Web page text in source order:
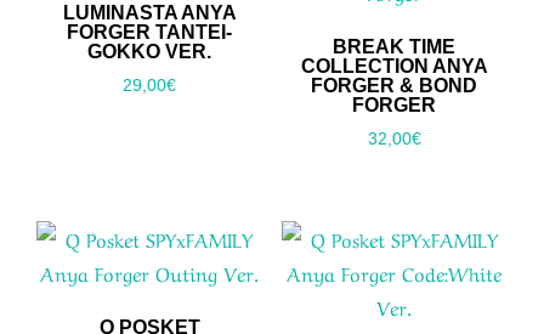
LUMINASTA ANYA
FORGER TANTEI-
GOKKO VER.
29,00€
BREAK TIME
COLLECTION ANYA
FORGER & BOND
FORGER
32,00€
Q POSKET